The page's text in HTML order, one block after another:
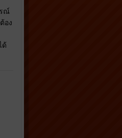
ณ์
อง
ด้